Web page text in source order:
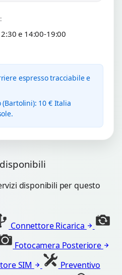
e 14:00-19:00
espresso tracciabile e
10 € Italia
disponibili per questo
Connettore Ricarica
Fotocamera Posteriore
SIM
Preventivo